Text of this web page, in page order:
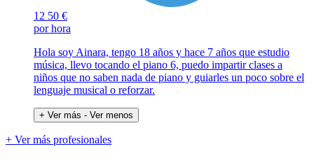
12 50 €
por hora
Hola soy Ainara, tengo 18 años y hace 7 años que estudio
música, llevo tocando el piano 6, puedo impartir clases a
niños que no saben nada de piano y guiarles un poco sobre el
lenguaje musical o reforzar.
+ Ver más - Ver menos
+ Ver más profesionales